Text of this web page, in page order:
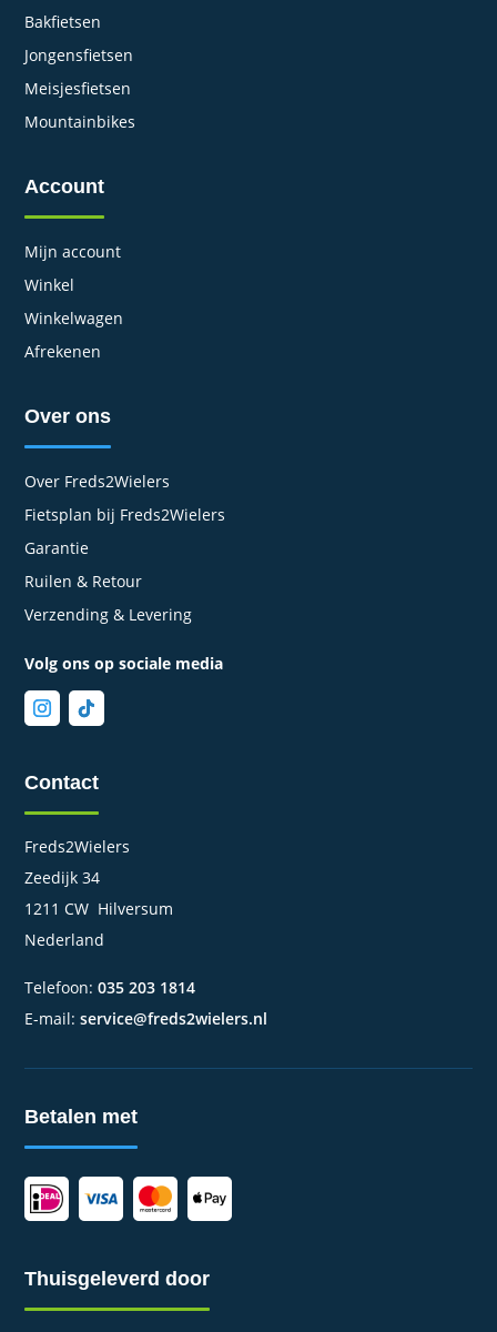
Bakfietsen
Jongensfietsen
Meisjesfietsen
Mountainbikes
Account
Mijn account
Winkel
Winkelwagen
Afrekenen
Over ons
Over Freds2Wielers
Fietsplan bij Freds2Wielers
Garantie
Ruilen & Retour
Verzending & Levering
Volg ons op sociale media
Contact
Freds2Wielers
Zeedijk 34
1211 CW Hilversum
Nederland
Telefoon:035 203 1814
E-mail:service@freds2wielers.nl
Betalen met
Thuisgeleverd door